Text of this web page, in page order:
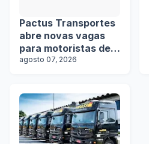
Pactus Transportes
abre novas vagas
para motoristas de
rodotrens
agosto 07, 2026